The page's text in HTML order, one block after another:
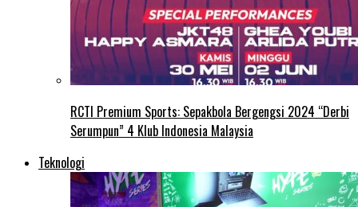
RCTI Premium Sports: Sepakbola Bergengsi 2024 “Derbi
Serumpun” 4 Klub Indonesia Malaysia
Teknologi